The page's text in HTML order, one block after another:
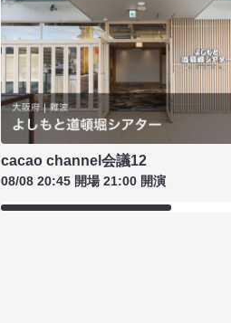
cacao channel会議12
08/08 20:45 開場 21:00 開演